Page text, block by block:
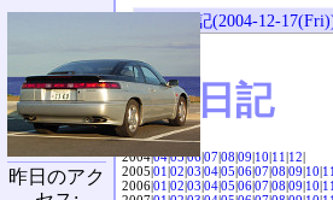
«前の日記(2004-12-
SVX日記
2004|04|05|06|07|08|09|10|11|12|
2005|01|02|03|04|05|06|07|08|09|10|11
2006|01|02|03|04|05|06|07|08|09|10|11
昨日のアク